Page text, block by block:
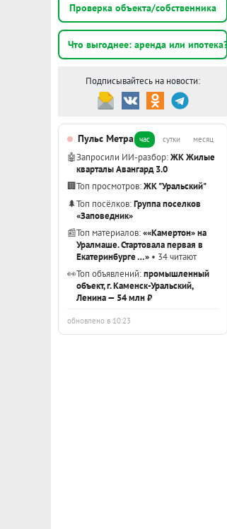
Проверка объекта/собственника
Что выгоднее: аренда или ипотека?
Подписывайтесь на новости:
Пульс Метра час сутки месяц
🤖Запросили ИИ-разбор:ЖК Жилые
кварталы Авангард 3.0
🏢Топ просмотров:ЖК "Уральский"
🌲Топ посёлков:Группа поселков
«Заповедник»
📰Топ материалов:««Камертон» на
Уралмаше. Стартовала первая в
Екатеринбурге …» • 34 читают
👀Топ объявлений:промышленный
объект, г. Каменск-Уральский,
Ленина — 54 млн ₽
обновлено в 10:23